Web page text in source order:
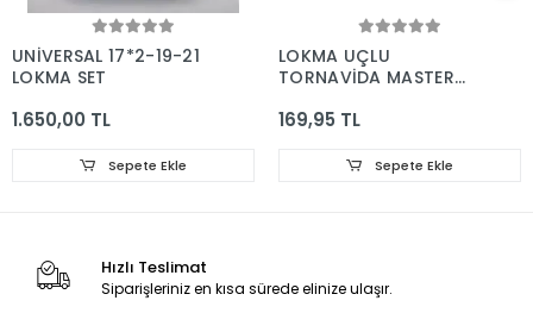
UNİVERSAL 17*2-19-21
LOKMA SET
1.650,00 TL
Sepete Ekle
LOKMA UÇLU
TORNAVİDA MASTER
169,95 TL
Sepete Ekle
Hızlı Teslimat
Siparişleriniz en kısa sürede elinize ulaşır.